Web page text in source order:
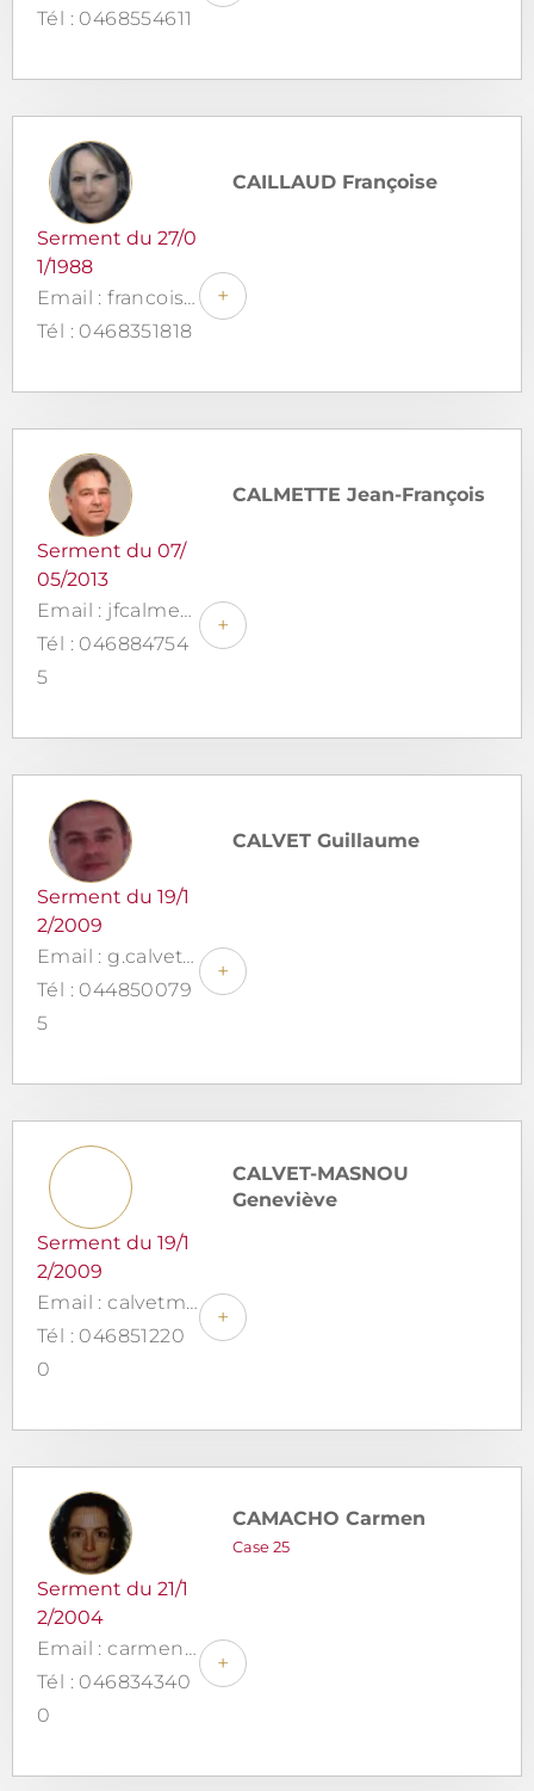
Tél : 0468554611
CAILLAUD Françoise
Serment du 27/0
1/1988
Email : francoisecaillaud@orange.fr
Tél : 0468351818
+
CALMETTE Jean-François
Serment du 07/
05/2013
Email : jfcalmette@rgr-avocats.fr
Tél : 046884754
5
+
CALVET Guillaume
Serment du 19/1
2/2009
Email : g.calvet@cites-avocats.com
Tél : 044850079
5
+
CALVET-MASNOU
Geneviève
Serment du 19/1
2/2009
Email : calvetmasnou.avocat@gmail.com
Tél : 046851220
0
+
CAMACHO Carmen
Case 25
Serment du 21/1
2/2004
Email : carmen.camacho@outlook.fr
Tél : 046834340
0
+